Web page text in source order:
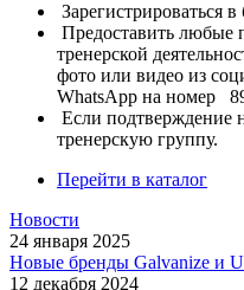
Зарегистрироваться
Предоставить любые
тренерской
фото или видео из
WhatsApp на номер
Если подтверждение
тренерскую группу.
Перейти в каталог
Новости
24 января 2025
Новые бренды Galvanize и
12 декабря 2024